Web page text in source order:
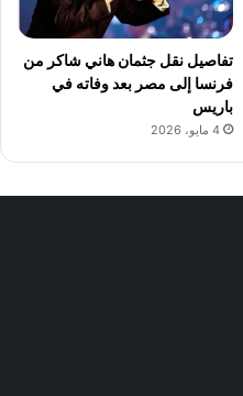
تفاصيل نقل جثمان هاني شاكر من
فرنسا إلى مصر بعد وفاته في
باريس
4 مايو، 2026